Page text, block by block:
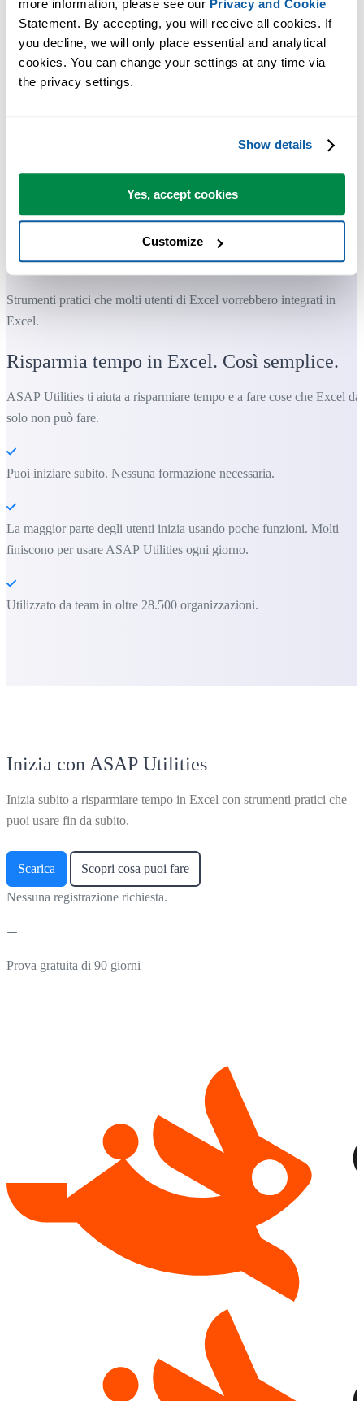
more information, please see our Privacy and Cookie
Statement. By accepting, you will receive all cookies. If
you decline, we will only place essential and analytical
cookies. You can change your settings at any time via
the privacy settings.
Show details
Yes, accept cookies
Customize
Strumenti pratici che molti utenti di Excel vorrebbero integrati in
Excel.
Risparmia tempo in Excel. Così semplice.
ASAP Utilities ti aiuta a risparmiare tempo e a fare cose che Excel da
solo non può fare.
Puoi iniziare subito. Nessuna formazione necessaria.
La maggior parte degli utenti inizia usando poche funzioni. Molti
finiscono per usare ASAP Utilities ogni giorno.
Utilizzato da team in oltre 28.500 organizzazioni.
Inizia con ASAP Utilities
Inizia subito a risparmiare tempo in Excel con strumenti pratici che
puoi usare fin da subito.
Scarica Scopri cosa puoi fare
Nessuna registrazione richiesta.
Prova gratuita di 90 giorni